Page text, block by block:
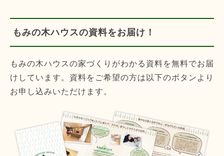
もみの木ハウスの資料をお届け！
もみの木ハウスの家づくりがわかる資料を無料でお届
けしています。資料をご希望の方は以下のボタンより
お申し込みいただけます。